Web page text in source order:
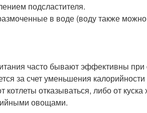
подсластителя.
в воде (воду также
часто бывают эффективны
за счет уменьшения
котлеты отказываться, либо от
овощами.